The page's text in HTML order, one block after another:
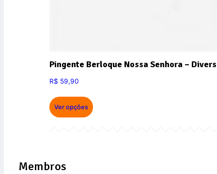
Pingente Berloque Nossa Senhora –
R$ 59,90
Ver opções
Membros